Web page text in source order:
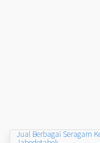
Jual Berbagai Seragam